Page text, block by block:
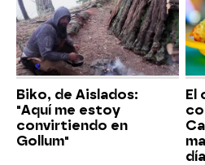
Biko, de Aislados:
"Aquí me estoy
convirtiendo en
Gollum"
El